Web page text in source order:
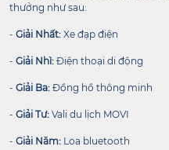
thưởng như sau:
- Giải Nhất: Xe đạp điện
- Giải Nhì: Điện thoại di động
- Giải Ba: Đồng hồ thông minh
- Giải Tư: Vali du lịch MOVI
- Giải Năm: Loa bluetooth